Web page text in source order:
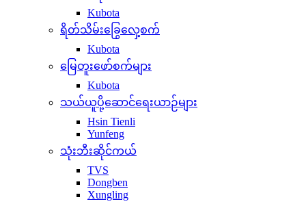
Kubota
ရိတ်သိမ်းခြွေလှေ့စက်
Kubota
မြေတူးဖော်စက်များ
Kubota
သယ်ယူပို့ဆောင်ရေးယာဉ်များ
Hsin Tienli
Yunfeng
သုံးဘီးဆိုင်ကယ်
TVS
Dongben
Xungling